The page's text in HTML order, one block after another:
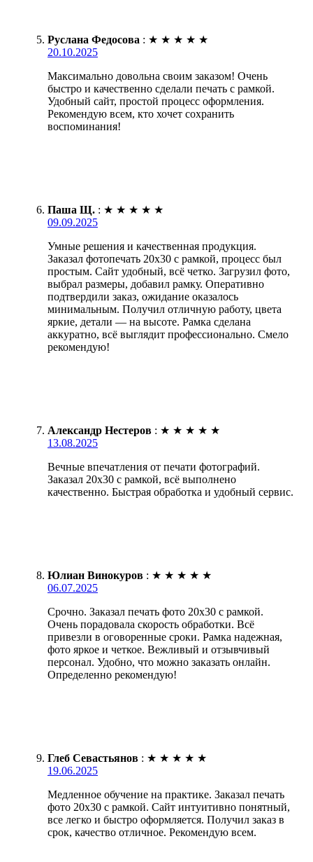
Руслана Федосова : ★ ★ ★ ★ ★
20.10.2025
Максимально довольна своим заказом! Очень
быстро и качественно сделали печать с рамкой.
Удобный сайт, простой процесс оформления.
Рекомендую всем, кто хочет сохранить
воспоминания!
Паша Щ. : ★ ★ ★ ★ ★
09.09.2025
Умные решения и качественная продукция.
Заказал фотопечать 20х30 с рамкой, процесс был
простым. Сайт удобный, всё четко. Загрузил фото,
выбрал размеры, добавил рамку. Оперативно
подтвердили заказ, ожидание оказалось
минимальным. Получил отличную работу, цвета
яркие, детали — на высоте. Рамка сделана
аккуратно, всё выглядит профессионально. Смело
рекомендую!
Александр Нестеров : ★ ★ ★ ★ ★
13.08.2025
Вечные впечатления от печати фотографий.
Заказал 20х30 с рамкой, всё выполнено
качественно. Быстрая обработка и удобный сервис.
Юлиан Винокуров : ★ ★ ★ ★ ★
06.07.2025
Срочно. Заказал печать фото 20х30 с рамкой.
Очень порадовала скорость обработки. Всё
привезли в оговоренные сроки. Рамка надежная,
фото яркое и четкое. Вежливый и отзывчивый
персонал. Удобно, что можно заказать онлайн.
Определенно рекомендую!
Глеб Севастьянов : ★ ★ ★ ★ ★
19.06.2025
Медленное обучение на практике. Заказал печать
фото 20х30 с рамкой. Сайт интуитивно понятный,
все легко и быстро оформляется. Получил заказ в
срок, качество отличное. Рекомендую всем.